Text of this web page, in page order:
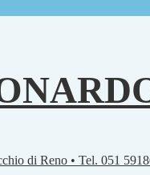
di Reno • Tel. 051